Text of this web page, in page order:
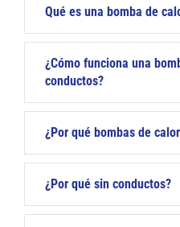
Carreras
IN-HOME
Qué es una bomba de
¿Cómo funciona una
conductos?
¿Por qué bombas de
¿Por qué sin conductos?